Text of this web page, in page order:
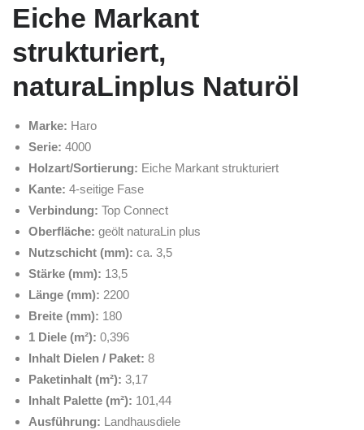
Eiche Markant
strukturiert,
naturaLinplus Naturöl
Marke: Haro
Serie: 4000
Holzart/Sortierung: Eiche Markant strukturiert
Kante: 4-seitige Fase
Verbindung: Top Connect
Oberfläche: geölt naturaLin plus
Nutzschicht (mm): ca. 3,5
Stärke (mm): 13,5
Länge (mm): 2200
Breite (mm): 180
1 Diele (m²): 0,396
Inhalt Dielen / Paket: 8
Paketinhalt (m²): 3,17
Inhalt Palette (m²): 101,44
Ausführung: Landhausdiele